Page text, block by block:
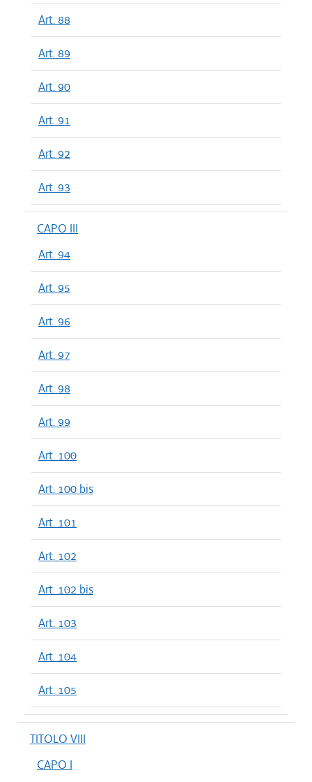
Art. 88
Art. 89
Art. 90
Art. 91
Art. 92
Art. 93
CAPO III
Art. 94
Art. 95
Art. 96
Art. 97
Art. 98
Art. 99
Art. 100
Art. 100 bis
Art. 101
Art. 102
Art. 102 bis
Art. 103
Art. 104
Art. 105
TITOLO VIII
CAPO I